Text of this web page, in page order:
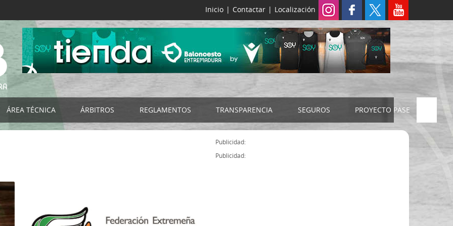
Inicio | Contactar | Localización
ÁREA TÉCNICA
Selecciones FExB
Programa de Ayuda a la Tecnificación
Campus de Baloncesto
Cursos de Entrenadores
ÁRBITROS
Acta Digital FExB
Documentación - Impresos
REGLAMENTOS
Reglamentos FExB
Circulares
TRANSPARENCIA
ELECCIONES 2024
SEGUROS
SEGURO JUDEX
PROYECTO PASE
Publicidad:
Publicidad: